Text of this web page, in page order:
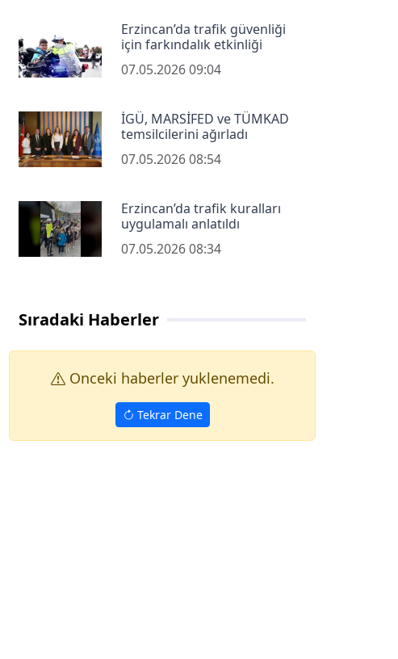
Erzincan’da trafik güvenliği
için farkındalık etkinliği
07.05.2026 09:04
İGÜ, MARSİFED ve TÜMKAD
temsilcilerini ağırladı
07.05.2026 08:54
Erzincan’da trafik kuralları
uygulamalı anlatıldı
07.05.2026 08:34
Sıradaki Haberler
Onceki haberler yuklenemedi.
Tekrar Dene